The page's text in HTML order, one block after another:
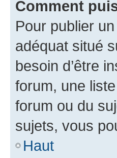
Comment
Pour publier
adéquat situé
besoin d’être
forum, une
forum ou du
sujets, vous
Haut